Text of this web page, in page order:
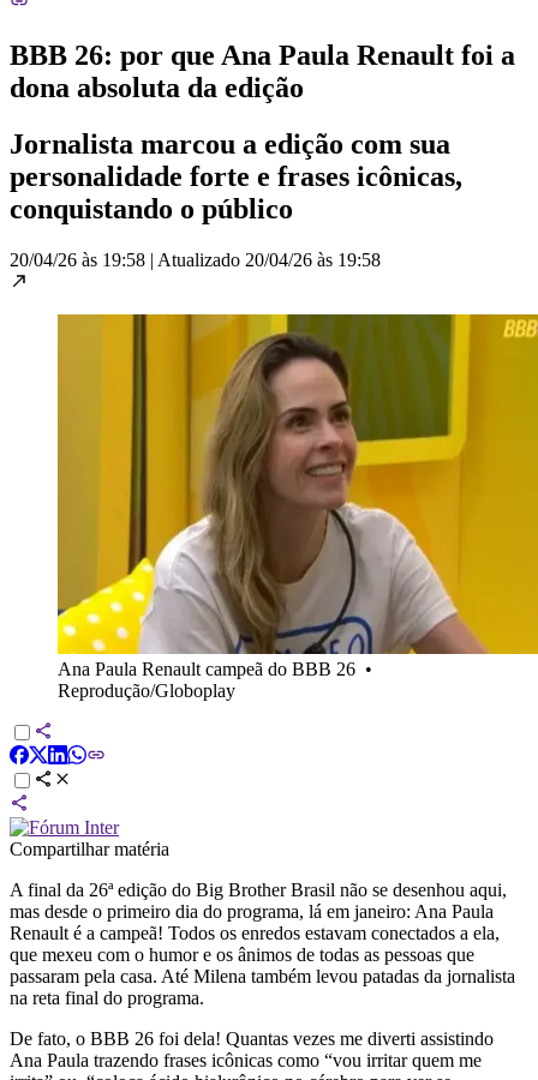
BBB 26: por que Ana Paula Renault foi a
dona absoluta da edição
Jornalista marcou a edição com sua
personalidade forte e frases icônicas,
conquistando o público
20/04/26 às 19:58 | Atualizado 20/04/26 às 19:58
Ana Paula Renault campeã do BBB 26 •
Reprodução/Globoplay
Compartilhar matéria
A final da 26ª edição do Big Brother Brasil não se desenhou aqui,
mas desde o primeiro dia do programa, lá em janeiro: Ana Paula
Renault é a campeã! Todos os enredos estavam conectados a ela,
que mexeu com o humor e os ânimos de todas as pessoas que
passaram pela casa. Até Milena também levou patadas da jornalista
na reta final do programa.
De fato, o BBB 26 foi dela! Quantas vezes me diverti assistindo
Ana Paula trazendo frases icônicas como “vou irritar quem me